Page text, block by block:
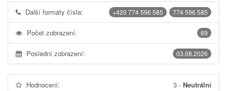
774 596 585
+420 774 596 585
Další formáty čísla:
69
Počet zobrazení:
03.08.2026
Poslední zobrazení:
Hodnocení: 3 - Neutrální